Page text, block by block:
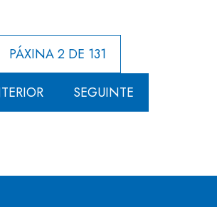
PÁXINA 2 DE 131
SEGUINTE